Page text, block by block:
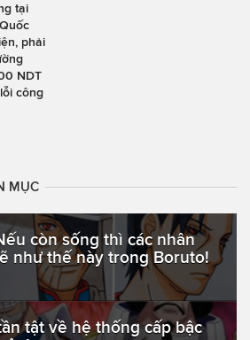
tại
phải
NDT
công
MỤC
còn sống thì các nhân
như thế này trong Boruto!
tật về hệ thống cấp bậc